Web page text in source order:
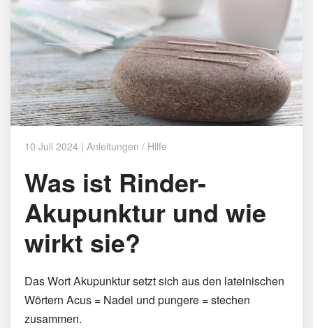
10 Juli 2024 | Anleitungen / Hilfe
Was ist Rinder-
Akupunktur und wie
wirkt sie?
Das Wort Akupunktur setzt sich aus den lateinischen
Wörtern Acus = Nadel und pungere = stechen
zusammen.